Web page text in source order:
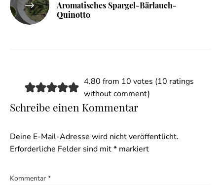
Aromatisches Spargel-Bärlauch-
Quinotto
4.80 from 10 votes (10 ratings
without comment)
Schreibe einen Kommentar
Deine E-Mail-Adresse wird nicht veröffentlicht.
Erforderliche Felder sind mit* markiert
Kommentar *